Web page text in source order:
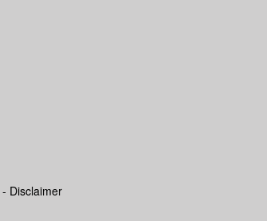
Disclaimer